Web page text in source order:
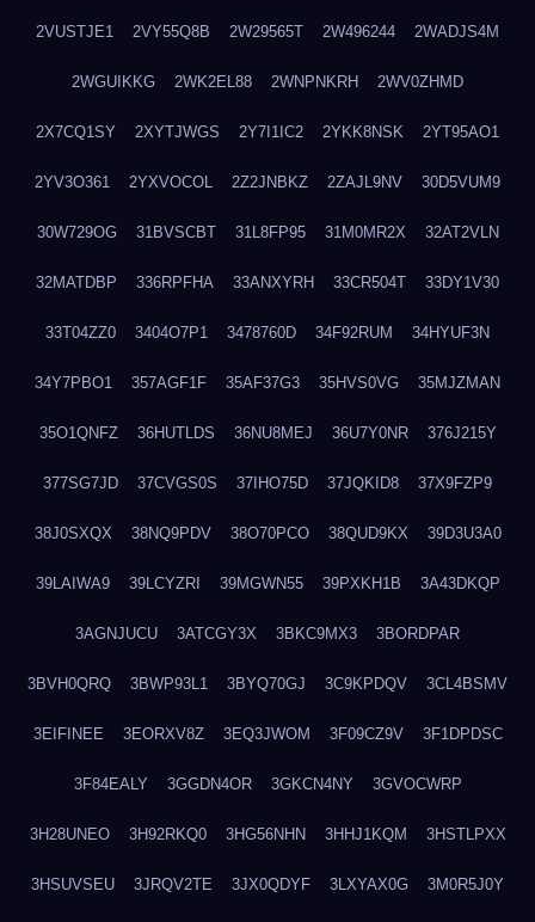
2VUSTJE1 2VY55Q8B 2W29565T 2W496244 2WADJS4M
2WGUIKKG 2WK2EL88 2WNPNKRH 2WV0ZHMD
2X7CQ1SY 2XYTJWGS 2Y7I1IC2 2YKK8NSK 2YT95AO1
2YV3O361 2YXVOCOL 2Z2JNBKZ 2ZAJL9NV 30D5VUM9
30W729OG 31BVSCBT 31L8FP95 31M0MR2X 32AT2VLN
32MATDBP 336RPFHA 33ANXYRH 33CR504T 33DY1V30
33T04ZZ0 3404O7P1 3478760D 34F92RUM 34HYUF3N
34Y7PBO1 357AGF1F 35AF37G3 35HVS0VG 35MJZMAN
35O1QNFZ 36HUTLDS 36NU8MEJ 36U7Y0NR 376J215Y
377SG7JD 37CVGS0S 37IHO75D 37JQKID8 37X9FZP9
38J0SXQX 38NQ9PDV 38O70PCO 38QUD9KX 39D3U3A0
39LAIWA9 39LCYZRI 39MGWN55 39PXKH1B 3A43DKQP
3AGNJUCU 3ATCGY3X 3BKC9MX3 3BORDPAR
3BVH0QRQ 3BWP93L1 3BYQ70GJ 3C9KPDQV 3CL4BSMV
3EIFINEE 3EORXV8Z 3EQ3JWOM 3F09CZ9V 3F1DPDSC
3F84EALY 3GGDN4OR 3GKCN4NY 3GVOCWRP
3H28UNEO 3H92RKQ0 3HG56NHN 3HHJ1KQM 3HSTLPXX
3HSUVSEU 3JRQV2TE 3JX0QDYF 3LXYAX0G 3M0R5J0Y